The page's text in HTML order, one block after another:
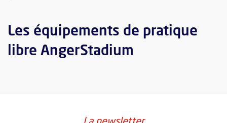
Les équipements de pratique
libre AngerStadium